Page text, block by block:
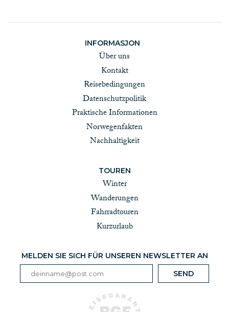
INFORMASJON
Über uns
Kontakt
Reisebedingungen
Datenschutzpolitik
Praktische Informationen
Norwegenfakten
Nachhaltigkeit
TOUREN
Winter
Wanderungen
Fahrradtouren
Kurzurlaub
MELDEN SIE SICH FÜR UNSEREN NEWSLETTER AN